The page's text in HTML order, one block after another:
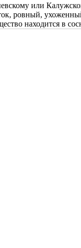
или
находится в